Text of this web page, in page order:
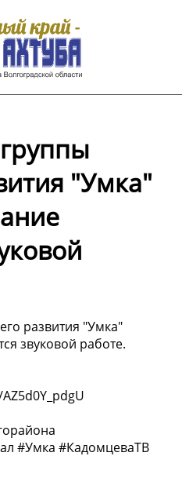
"Умка"
развития "Умка"
звуковой работе.
#Умка #КадомцеваТВ